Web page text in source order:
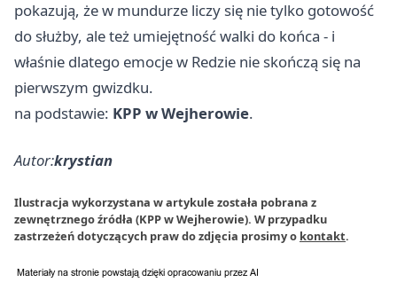
pokazują, że w mundurze liczy się nie tylko gotowość
do służby, ale też umiejętność walki do końca - i
właśnie dlatego emocje w Redzie nie skończą się na
pierwszym gwizdku.
na podstawie: KPP w Wejherowie.
Autor:krystian
Ilustracja wykorzystana w artykule została pobrana z
zewnętrznego źródła (KPP w Wejherowie). W przypadku
zastrzeżeń dotyczących praw do zdjęcia prosimy o kontakt.